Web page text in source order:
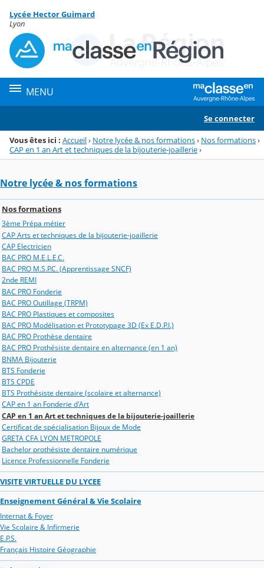
Menu de la rubrique
Contenu
Lycée Hector Guimard
Lyon
MENU
Se connecter
Vous êtes ici : Accueil› Notre lycée & nos formations› Nos formations›
CAP en 1 an Art et techniques de la bijouterie-joaillerie›
Notre lycée & nos formations
Nos formations
3ème Prépa métier
CAP Arts et techniques de la bijouterie-joaillerie
CAP Electricien
BAC PRO M.E.L.E.C.
BAC PRO M.S.P.C. (Apprentissage SNCF)
2nde REMI
BAC PRO Fonderie
BAC PRO Outillage (TRPM)
BAC PRO Plastiques et composites
BAC PRO Modélisation et Prototypage 3D (Ex E.D.P.I.)
BAC PRO Prothèse dentaire
BAC PRO Prothésiste dentaire en alternance (en 1 an)
BNMA Bijouterie
BTS Fonderie
BTS CPDE
BTS Prothésiste dentaire (scolaire et alternance)
CAP en 1 an Fonderie d'Art
CAP en 1 an Art et techniques de la bijouterie-joaillerie
Certificat de spécialisation Bijoux de Mode
GRETA CFA LYON METROPOLE
Bachelor prothésiste dentaire numérique
Licence Professionnelle Fonderie
VISITE VIRTUELLE DU LYCEE
Enseignement Général & Vie Scolaire
Internat & Foyer
Vie Scolaire & Infirmerie
E.P.S.
Français Histoire Géographie